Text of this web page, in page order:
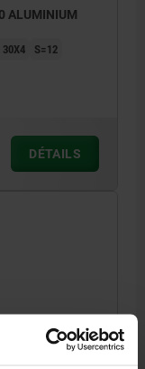
ALUMINIUM
30X4
S=12
DÉTAILS